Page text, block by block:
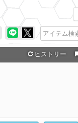
ヒストリー